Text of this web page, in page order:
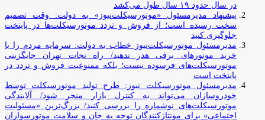
در سال حدود ۱۹ سال طول می‌کشد
پیشنهاد مدیرمسئول «موتورسیکلت‌نیوز» به دولت: وقت تصمیم
سخت رسیده است؛ از فروش و تردد موتورسیکلت‌ها در پایتخت
جلوگیری کنید
مدیرمسئول موتورسیکلت‌نیوز خطاب به دولت: سرمایه مردم را با
خرید موتورهای برقی هدر ندهید/ راه نجات تهران جایگزینی
موتورسیکلت‌های فرسوده نیست؛ بلکه ممنوعیت فروش و تردد در
پایتخت است
مدیرمسئول موتورسیکلت نیوز: طرح تولید موتورسیکلت توسط
خودروسازان می‌تواند به کنترل بازار منجر شود/ آلایندگی
موتورسیکلت‌های نوشماره را بررسی کنید/ بزرگ‌ترین «مسئولیت
اجتماعی» برای مونتاژکنندگان توجه به جان و سلامت موتورسواران